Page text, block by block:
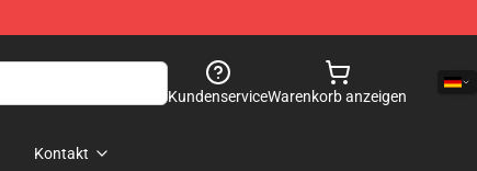
KundenserviceWarenkorb anzeigen
Kontakt